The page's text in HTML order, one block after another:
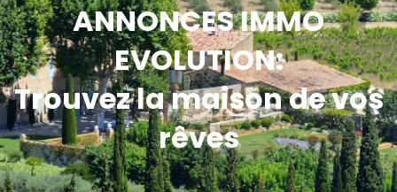
ANNONCES IMMO
EVOLUTION:
Trouvez la maison de vos
rêves